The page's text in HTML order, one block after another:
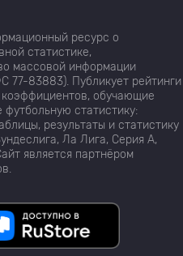
ресурс о
статистике,
массовой информации
83883). Публикует рейтинги
обучающие
статистику:
результаты и статистику
Ла Лига, Серия А,
является партнёром